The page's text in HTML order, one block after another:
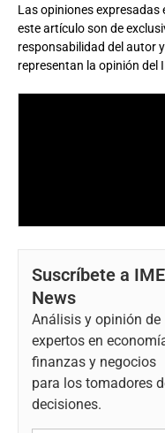
Las opiniones expresadas
este artículo son de
responsabilidad del autor
representan la opinión del
Suscríbete a
News
Análisis y opinión de
expertos en
finanzas y negocios
para los tomadores
decisiones.